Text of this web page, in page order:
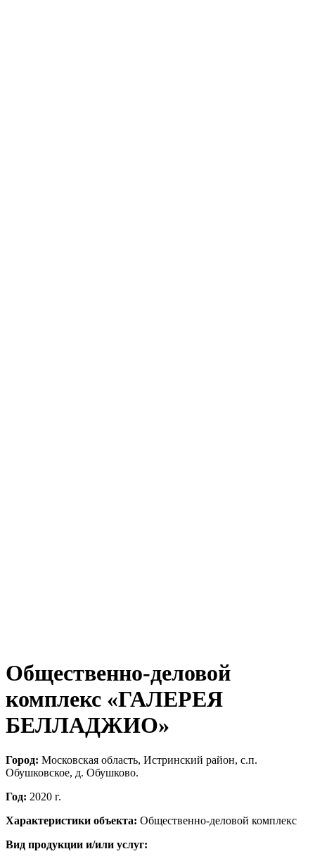
Общественно-деловой
комплекс «ГАЛЕРЕЯ
БЕЛЛАДЖИО»
Город: Московская область, Истринский район, с.п.
Обушковское, д. Обушково.
Год: 2020 г.
Характеристики объекта: Общественно-деловой комплекс
Вид продукции и/или услуг: